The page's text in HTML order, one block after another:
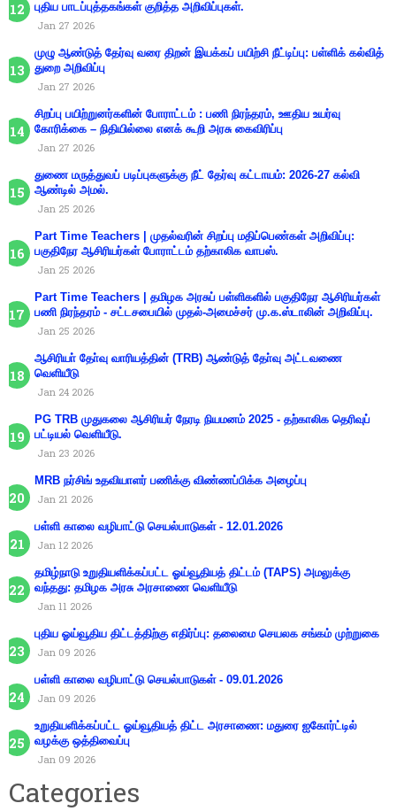
புதிய பாடப்புத்தகங்கள் குறித்த அறிவிப்புகள்.
Jan 27 2026
முழு ஆண்டுத் தேர்வு வரை திறன் இயக்கப் பயிற்சி நீட்டிப்பு: பள்ளிக் கல்வித்
துறை அறிவிப்பு
Jan 27 2026
சிறப்பு பயிற்றுனர்களின் போராட்டம் : பணி நிரந்தரம், ஊதிய உயர்வு
கோரிக்கை – நிதியில்லை எனக் கூறி அரசு கைவிரிப்பு
Jan 27 2026
துணை மருத்துவப் படிப்புகளுக்கு நீட் தேர்வு கட்டாயம்: 2026-27 கல்வி
ஆண்டில் அமல்.
Jan 25 2026
Part Time Teachers | முதல்வரின் சிறப்பு மதிப்பெண்கள் அறிவிப்பு:
பகுதிநேர ஆசிரியர்கள் போராட்டம் தற்காலிக வாபஸ்.
Jan 25 2026
Part Time Teachers | தமிழக அரசுப் பள்ளிகளில் பகுதிநேர ஆசிரியர்கள்
பணி நிரந்தரம் - சட்டசபையில் முதல்-அமைச்சர் மு.க.ஸ்டாலின் அறிவிப்பு.
Jan 25 2026
ஆசிரியா் தோ்வு வாரியத்தின் (TRB) ஆண்டுத் தோ்வு அட்டவணை
வெளியீடு
Jan 24 2026
PG TRB முதுகலை ஆசிரியர் நேரடி நியமனம் 2025 - தற்காலிக தெரிவுப்
பட்டியல் வெளியீடு.
Jan 23 2026
MRB நர்சிங் உதவியாளர் பணிக்கு விண்ணப்பிக்க அழைப்பு
Jan 21 2026
பள்ளி காலை வழிபாட்டு செயல்பாடுகள் - 12.01.2026
Jan 12 2026
தமிழ்நாடு உறுதியளிக்கப்பட்ட ஓய்வூதியத் திட்டம் (TAPS) அமலுக்கு
வந்தது: தமிழக அரசு அரசாணை வெளியீடு
Jan 11 2026
புதிய ஓய்வூதிய திட்டத்திற்கு எதிர்ப்பு: தலைமை செயலக சங்கம் முற்றுகை
Jan 09 2026
பள்ளி காலை வழிபாட்டு செயல்பாடுகள் - 09.01.2026
Jan 09 2026
உறுதியளிக்கப்பட்ட ஓய்வூதியத் திட்ட அரசாணை: மதுரை ஐகோர்ட்டில்
வழக்கு ஒத்திவைப்பு
Jan 09 2026
Categories